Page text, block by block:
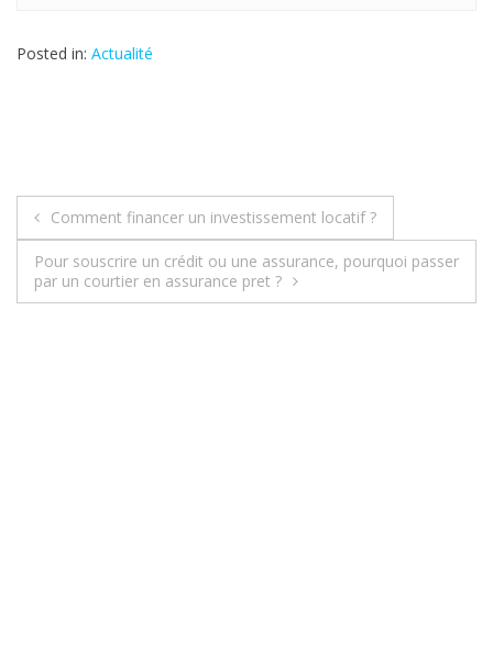
Posted in: Actualité
N
a
Comment financer un investissement locatif ?
Pour souscrire un crédit ou une assurance, pourquoi passer
par un courtier en assurance pret ?